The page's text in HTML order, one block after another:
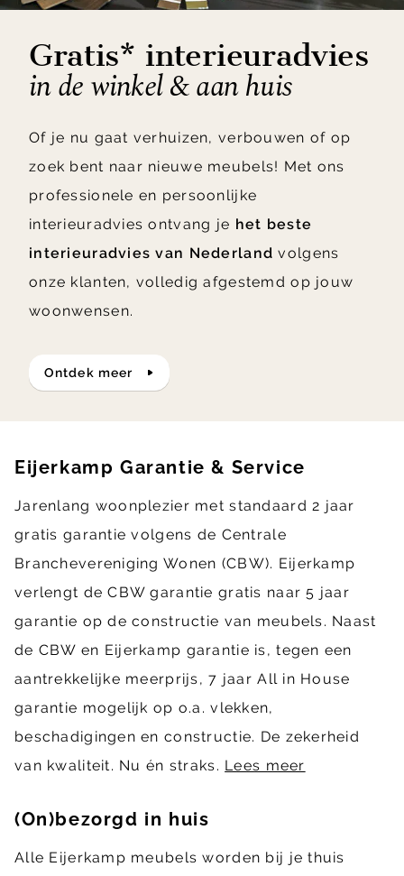
Gratis* interieuradvies
in de winkel & aan huis
Of je nu gaat verhuizen, verbouwen of op
zoek bent naar nieuwe meubels! Met ons
professionele en persoonlijke
interieuradvies ontvang je het beste
interieuradvies van Nederland volgens
onze klanten, volledig afgestemd op jouw
woonwensen.
ontdek meer
Eijerkamp Garantie & Service
Jarenlang woonplezier met standaard 2 jaar
gratis garantie volgens de Centrale
Branchevereniging Wonen (CBW). Eijerkamp
verlengt de CBW garantie gratis naar 5 jaar
garantie op de constructie van meubels. Naast
de CBW en Eijerkamp garantie is, tegen een
aantrekkelijke meerprijs, 7 jaar All in House
garantie mogelijk op o.a. vlekken,
beschadigingen en constructie. De zekerheid
van kwaliteit. Nu én straks. Lees meer
(On)bezorgd in huis
Alle Eijerkamp meubels worden bij je thuis